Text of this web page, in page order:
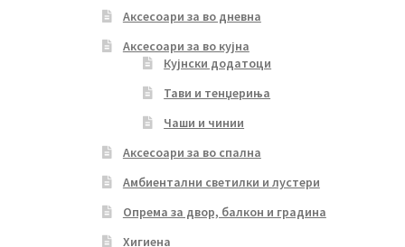
Аксесоари за во дневна
Аксесоари за во кујна
Кујнски додатоци
Тави и тенџериња
Чаши и чинии
Аксесоари за во спална
Амбиентални светилки и лустери
Опрема за двор, балкон и градина
Хигиена